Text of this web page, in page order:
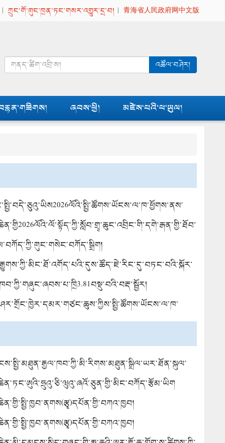
| ཀྲུང་གོ་གུང་ཁྲན་ཏང་གསར་འགྱུར་དྲ་བ། | 青海省人民政府网中文版
འཚོལ་བཤེར།
ཞབས་ཕྱི། མཛེས་པའི་ཕ་ཡུལ།
（ཁག་གཉིས་